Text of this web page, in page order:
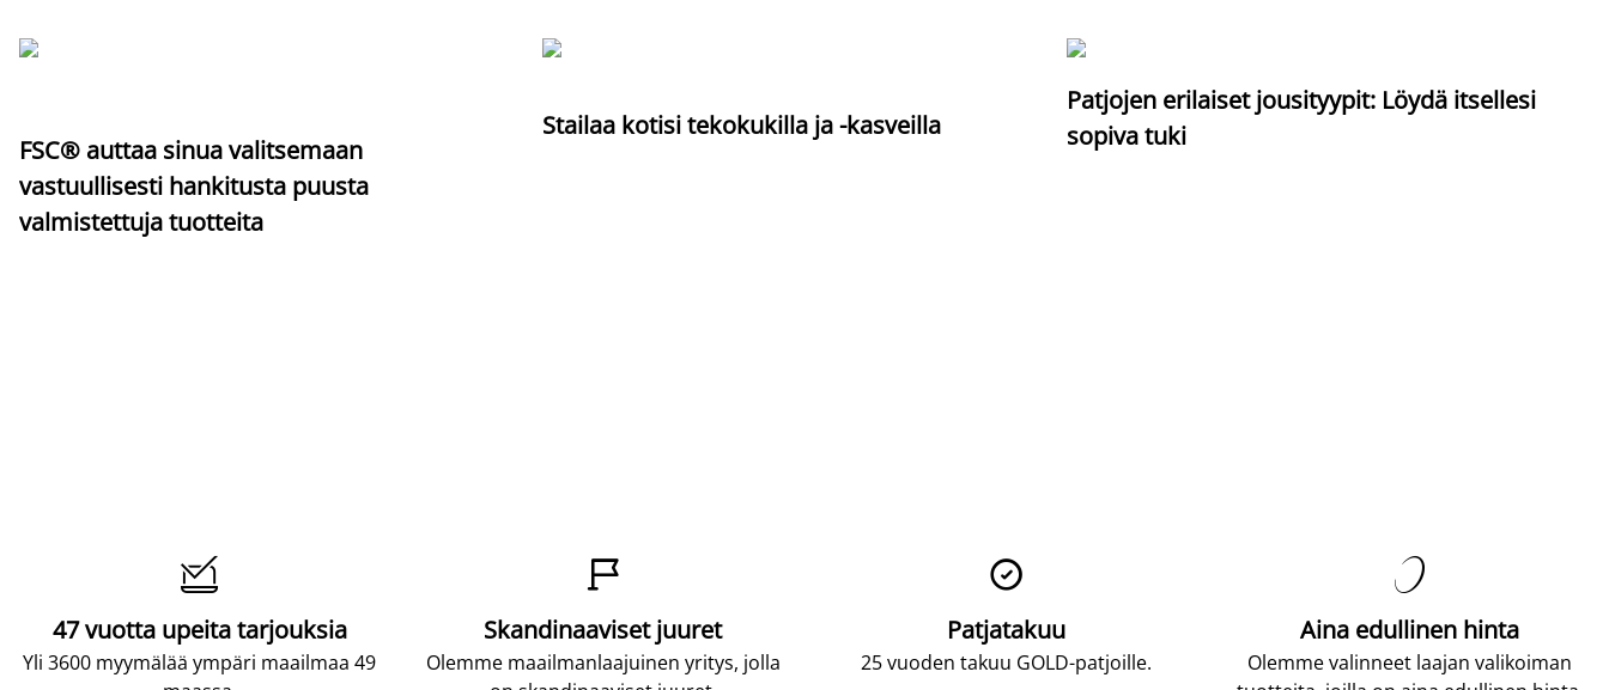
FSC® auttaa sinua valitsemaan
vastuullisesti hankitusta puusta
valmistettuja tuotteita
Stailaa kotisi tekokukilla ja -kasveilla
Patjojen erilaiset jousityypit: Löydä itsellesi
sopiva tuki

47 vuotta upeita tarjouksia
Yli 3600 myymälää ympäri maailmaa 49

Skandinaaviset juuret
Olemme maailmanlaajuinen yritys, jolla

Patjatakuu
25 vuoden takuu GOLD-patjoille.

Aina edullinen hinta
Olemme valinneet laajan valikoiman